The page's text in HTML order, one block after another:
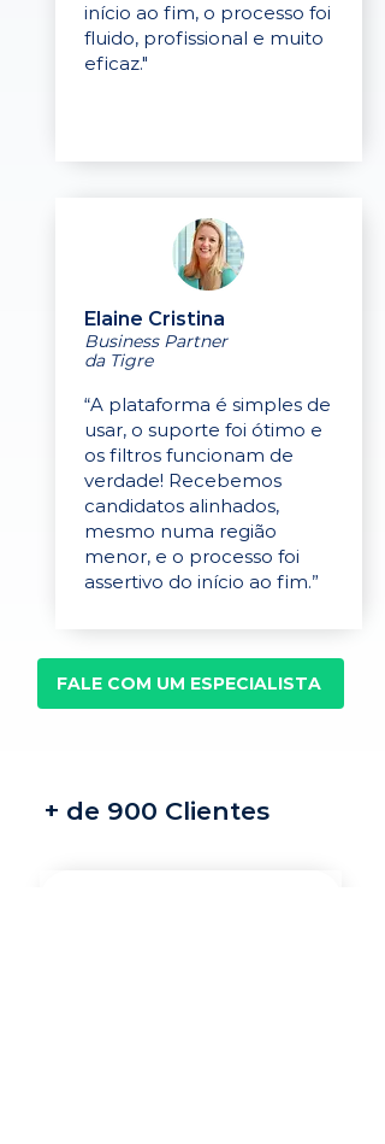
início ao fim, o processo foi
fluido, profissional e muito
eficaz."
Elaine Cristina
Business Partner
da Tigre
“A plataforma é simples de
usar, o suporte foi ótimo e
os filtros funcionam de
verdade! Recebemos
candidatos alinhados,
mesmo numa região
menor, e o processo foi
assertivo do início ao fim.”
FALE COM UM ESPECIALISTA
+ de 900 Clientes